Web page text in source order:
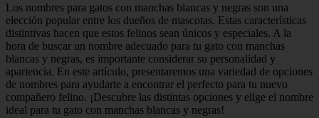
Los nombres para gatos con manchas blancas y negras son una
elección popular entre los dueños de mascotas. Estas características
distintivas hacen que estos felinos sean únicos y especiales. A la
hora de buscar un nombre adecuado para tu gato con manchas
blancas y negras, es importante considerar su personalidad y
apariencia. En este artículo, presentaremos una variedad de opciones
de nombres para ayudarte a encontrar el perfecto para tu nuevo
compañero felino. ¡Descubre las distintas opciones y elige el nombre
ideal para tu gato con manchas blancas y negras!